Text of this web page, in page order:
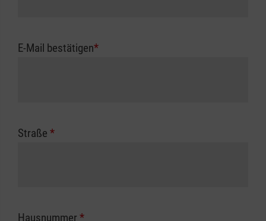
E-Mail bestätigen*
Straße *
Hausnummer *